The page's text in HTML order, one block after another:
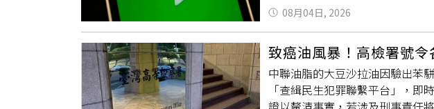
續傳喚28人到案，並將陳昱瑄等
反稅捐稽徵法、商業會計法及
9308萬元、市值約6.8億元的
總計保全犯罪所得約10億8150萬
陳昱瑄畢業於高雄大學法律系，
問，在法界頗具知名度；她近
必須搭載iOS、iPadOS 15.0以上
統，同時LINE版本須達到
7.1.2以下版本，用戶必須先升
部分年份較久的手機可能已無法
與平板外，Apple Watch用戶也
的iPhone內LINE版本須更新至
08月04日, 2026
致癌油風暴！高檢署號
中聯油脂的大豆沙拉油因驗出苯
「查緝民生犯罪聯繫平台」，